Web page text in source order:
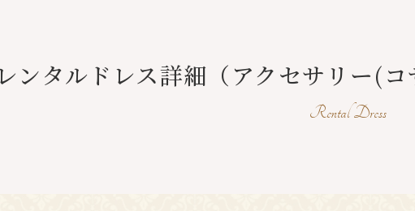
ルドレス
フォーマルドレス
(40～50代の方向け)
[宅配]
試着・レンタル
オーダードレス
ンタルドレス詳細 （アクセサリー(
Rental Dress